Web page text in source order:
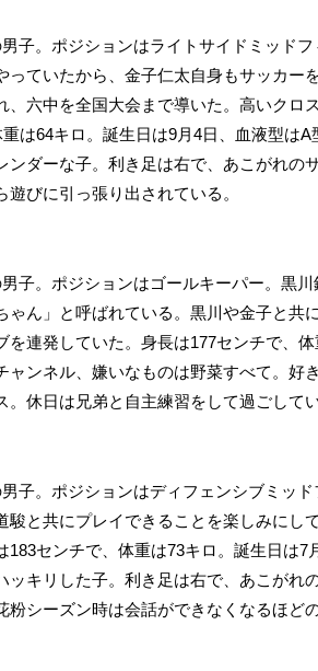
子。ポジションはライトサイドミッド
ていたから、金子仁太自身もサッカー
、六中を全国大会まで導いた。高いクロ
は64キロ。誕生日は9月4日、血液型は
ンダーな子。利き足は右で、あこがれの
びに引っ張り出されている。
子。ポジションはゴールキーパー。黒
ゃん」と呼ばれている。黒川や金子と共
連発していた。身長は177センチで、
ンネル、嫌いなものは野菜すべて。好
休日は兄弟と自主練習をして過ごしてい
子。ポジションはディフェンシブミッ
と共にプレイできることを楽しみにし
センチで、体重は73キロ。誕生日は7
キリした子。利き足は右で、あこがれ
シーズン時は会話ができなくなるほど